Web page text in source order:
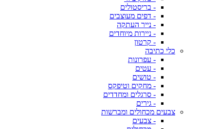
- בריסטולים
- דפים מעוצבים
- נייר העתקה
- ניירות מיוחדים
- קרטון
כלי כתיבה
- עפרונות
- עטים
- טושים
- מחקים וטיפקס
- סרגלים ומחדדים
- גירים
צבעים מכחולים ומברשות
- צבעים